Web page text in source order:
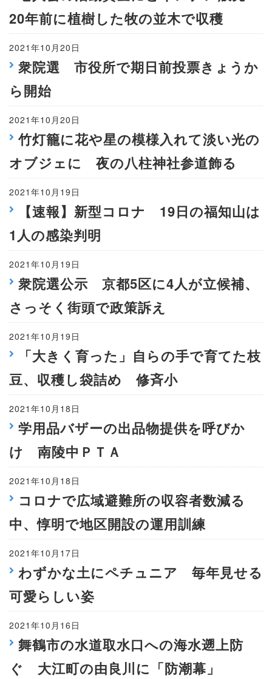
20年前に植樹した牧の並木で収穫
2021年10月20日
衆院選 市役所で期日前投票きょうか
ら開始
2021年10月20日
竹灯籠に花や星の模様入れて淡い光の
オブジェに 夜の八柱神社参道飾る
2021年10月19日
【速報】新型コロナ 19日の福知山は
1人の感染判明
2021年10月19日
衆院選公示 京都5区に4人が立候補、
さっそく街頭で政策訴え
2021年10月19日
「大きく育った」自らの手で育てた枝
豆、収穫し袋詰め 修斉小
2021年10月18日
学用品バザーの出品物提供を呼びか
け 南陵中ＰＴＡ
2021年10月18日
コロナで広域避難所の収容者数減る
中、惇明で地区開設の運用訓練
2021年10月17日
わずかな土にペチュニア 毎年見せる
可愛らしい姿
2021年10月16日
舞鶴市の水道取水口への海水遡上防
ぐ 大江町の由良川に「防潮幕」